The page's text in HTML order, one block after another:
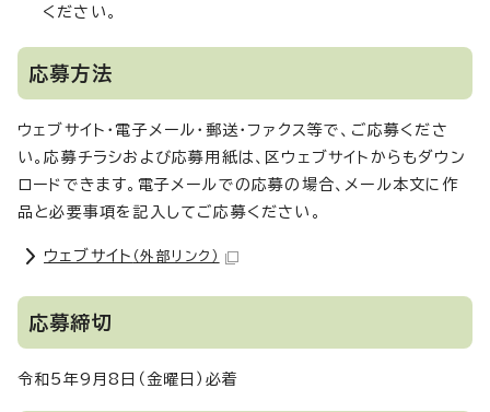
ください。
応募方法
ウェブサイト・電子メール・郵送・ファクス等で、ご応募くださ
い。応募チラシおよび応募用紙は、区ウェブサイトからもダウン
ロードできます。電子メールでの応募の場合、メール本文に作
品と必要事項を記入してご応募ください。
ウェブサイト （外部リンク）
応募締切
令和5年9月8日（金曜日）必着